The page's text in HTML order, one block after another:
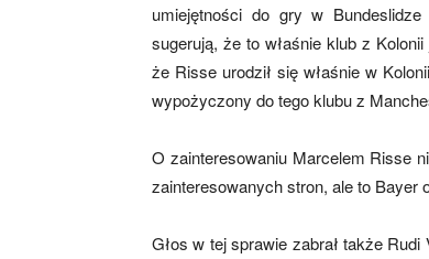
umiejętności do gry w
sugerują, że to właśnie klub z
że Risse urodził się właśnie w
wypożyczony do tego klubu z
O zainteresowaniu Marcelem Risse
zainteresowanych stron, ale to Bayer
Głos w tej sprawie zabrał także